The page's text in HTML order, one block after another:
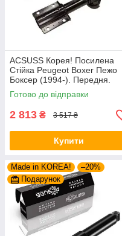
ACSUSS Корея! Посилена
Стійка Peugeot Boxer Пежо
Боксер (1994-). Передня.
Шток 25mm. 280975 , 635853
Готово до відправки
2 813 ₴ 3 517 ₴
Купити
Made in KOREA!
–20%
Подарунок